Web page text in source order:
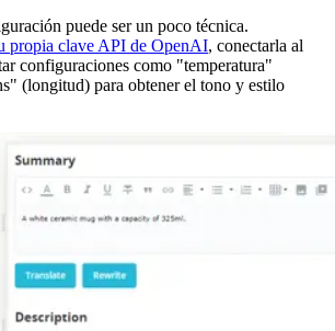
puede ser un poco técnica.
propia clave API de OpenAI, conectarla al
configuraciones como "temperatura"
(longitud) para obtener el tono y estilo